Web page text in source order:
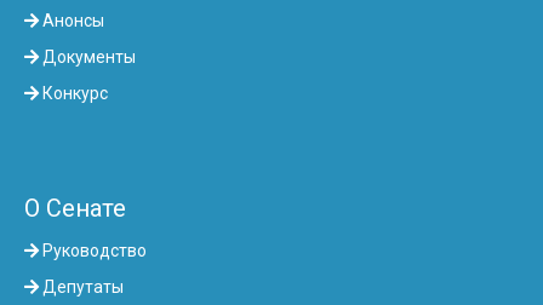
Анонсы
Документы
Конкурс
О Сенате
Руководство
Депутаты